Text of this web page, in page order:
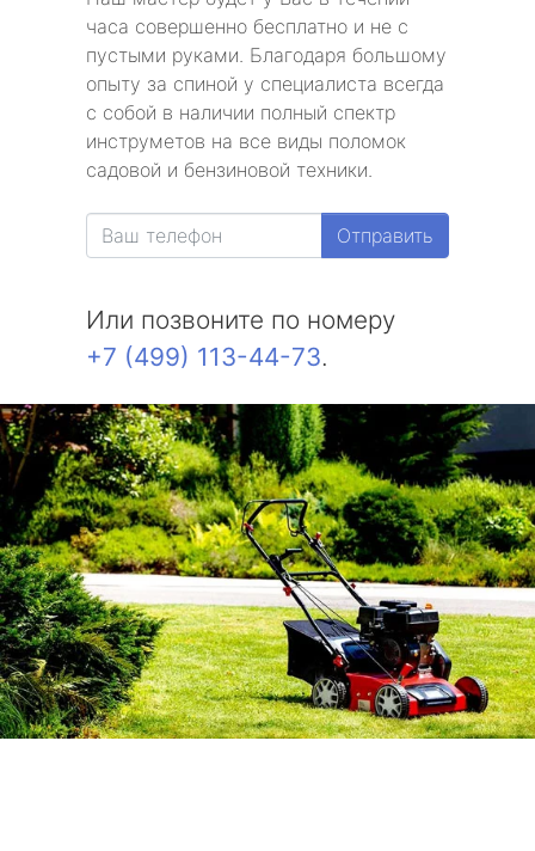
часа совершенно бесплатно и не с
пустыми руками. Благодаря большому
опыту за спиной у специалиста всегда
с собой в наличии полный спектр
инструметов на все виды поломок
садовой и бензиновой техники.
Отправить
Или позвоните по номеру
+7 (499) 113-44-73.